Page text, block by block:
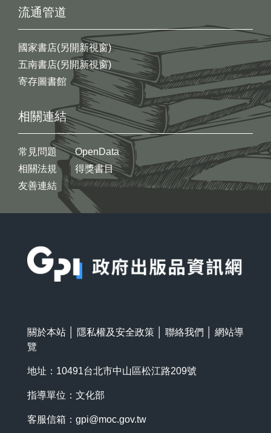
流通管道
國家書店(另開新視窗)
五南書店(另開新視窗)
寄存圖書館
相關連結
常見問題
相關法規
友善連結
OpenData
得獎書目
關於本站 隱私權及安全政策 聯絡我們
網站導
覽
地址：10491台北市中山區松江路209號
指導單位：文化部
客服信箱： gpi@moc.gov.tw